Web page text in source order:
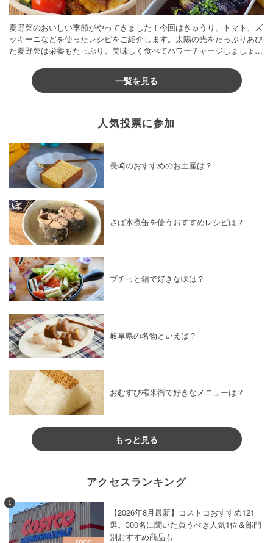
夏野菜のおいしい季節がやってきました！今回はきゅうり、トマト、ズ
ッキーニなどを使ったレシピをご紹介します。太陽の光をたっぷりあび
た夏野菜は栄養もたっぷり。美味しく食べてパワーチャージしましょう
一覧を見る
人気投票に参加
長崎のおすすめのお土産は？
さば水煮缶を使うおすすめレシピは？
プチっと鍋で好きな味は？
岐阜県の名物といえば？
おむすび権米衛で好きなメニューは？
もっと見る
アクセスランキング
1
【2026年8月最新】コストコおすすめ121
選。300名に聞いた買うべき人気1位＆部門
別おすすめ商品も